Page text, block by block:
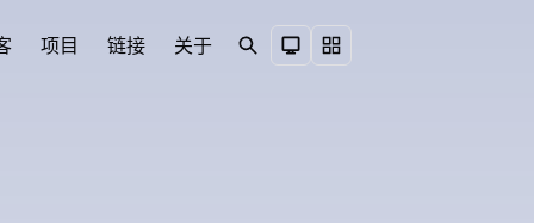
项目 链接 关于
Search
Toggle theme